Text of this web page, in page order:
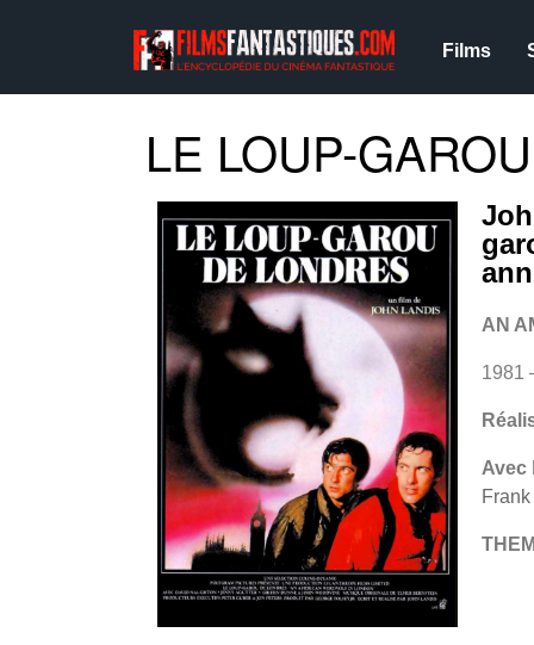
Films
LE LOUP-
AN
1981
Avec
Frank